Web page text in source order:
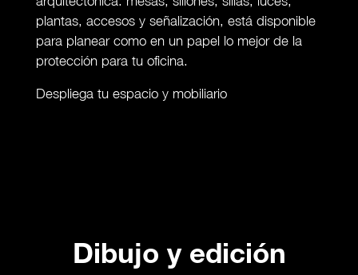
plantas, accesos y señalización, está disponible
para planear como en un papel lo mejor de la
protección para tu oficina.
Despliega tu espacio y mobiliario
Dibujo y edición